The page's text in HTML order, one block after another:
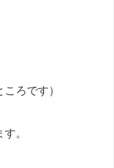
ろです）
。